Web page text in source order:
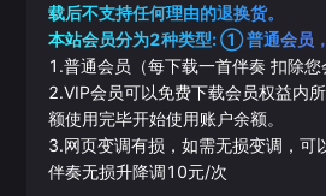
载后不支持任何理由的退换货。
本站会员分为2种类型: ① 普通会员
1.普通会员（每下载一首伴奏 扣除您
2.VIP会员可以免费下载会员权益内
额使用完毕开始使用账户余额。
3.网页变调有损，如需无损变调，可
伴奏无损升降调10元/次